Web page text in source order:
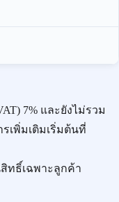
7% และยังไม่รวม
เพิ่มเติมเริ่มต้นที่
สิทธิ์เฉพาะลูกค้า